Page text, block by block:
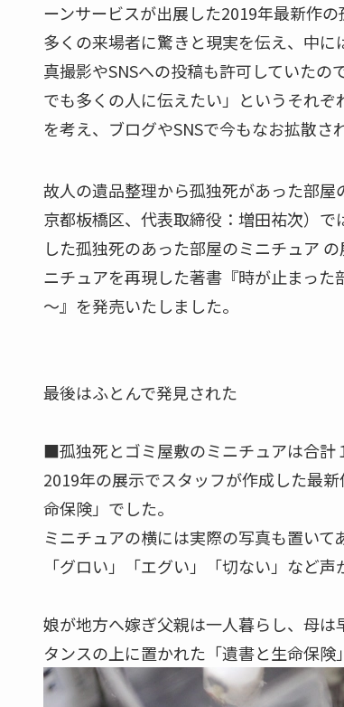
ーンサービスが出展した2019年最新作
多くの来場者に驚きと現実を伝え、中
真撮影やSNSへの投稿も許可していた
でも多くの人に伝えたい」というそれ
を考え、ブログやSNSで今もなお拡散さ
故人の遺品整理から孤独死があった部
京都板橋区、代表取締役：増田祐次）
した孤独死のあった部屋のミニチュア
ニチュアを再現した著書『時が止まっ
～』を発売いたしました。